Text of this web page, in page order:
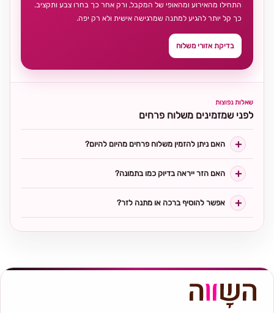
התחילו מהאירוע ומהאופי של המקבל, ורק אחר כך בחרו צבע ותקציב.
כך קל יותר להגיע למתנה שמרגישה אישית ולא רק יפה.
בדיקת אזורי משלוח
שאלות נפוצות
לפני שמזמינים משלוח פרחים
האם ניתן להזמין משלוח פרחים מהיום להיום?
האם הזר ייראה בדיוק כמו בתמונה?
אפשר להוסיף ברכה או מתנה לזר?